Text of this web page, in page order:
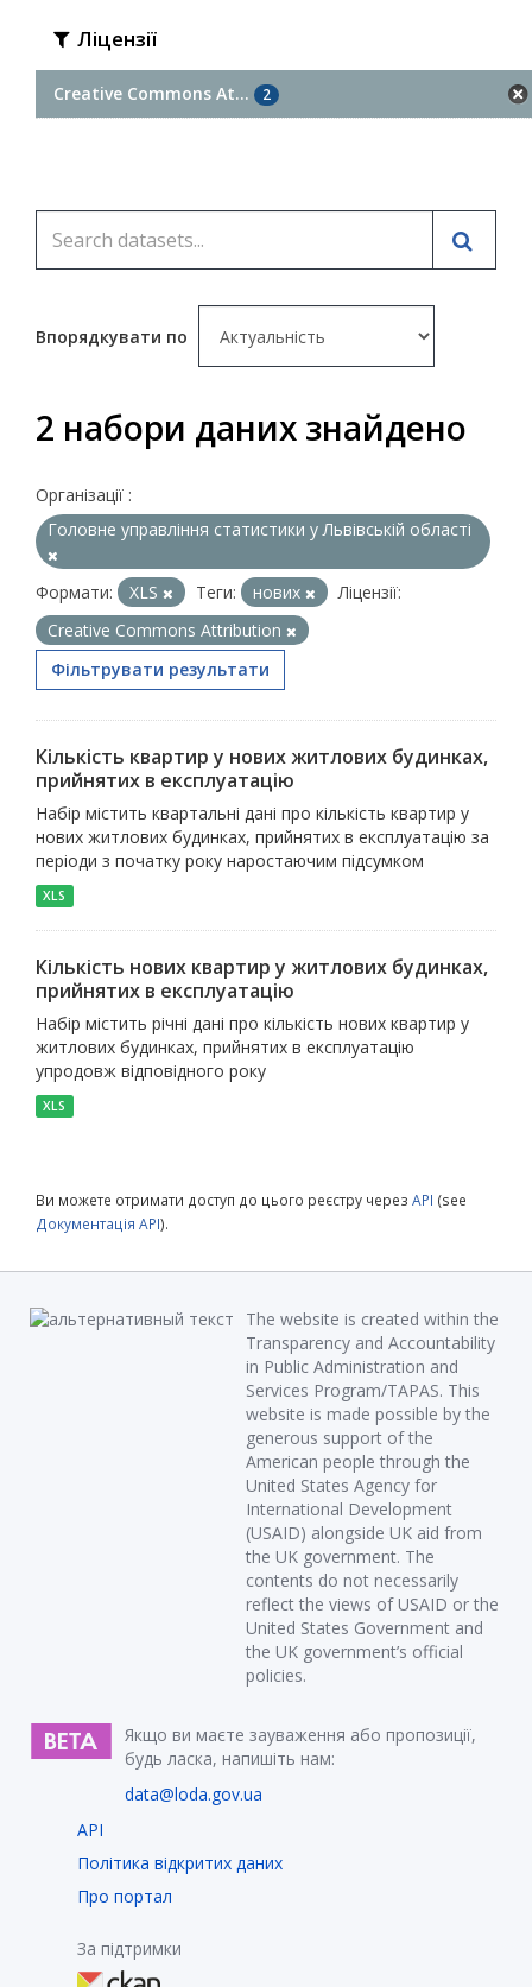
Ліцензії
Creative Commons At... 2
Впорядкувати по
2 набори даних знайдено
Організації :
Головне управління статистики у Львівській області
Формати: XLS Теги: нових
Ліцензії:
Creative Commons Attribution
Фільтрувати результати
Кількість квартир у нових житлових будинках,
прийнятих в експлуатацію
Набір містить квартальні дані про кількість квартир у
нових житлових будинках, прийнятих в експлуатацію за
періоди з початку року наростаючим підсумком
XLS
Кількість нових квартир у житлових будинках,
прийнятих в експлуатацію
Набір містить річні дані про кількість нових квартир у
житлових будинках, прийнятих в експлуатацію
упродовж відповідного року
XLS
Ви можете отримати доступ до цього реєстру через API (see
Документація API).
The website is created within the
Transparency and Accountability
in Public Administration and
Services Program/TAPAS. This
website is made possible by the
generous support of the
American people through the
United States Agency for
International Development
(USAID) alongside UK aid from
the UK government. The
contents do not necessarily
reflect the views of USAID or the
United States Government and
the UK government’s official
policies.
Якщо ви маєте зауваження або пропозиції,
будь ласка, напишіть нам:
data@loda.gov.ua
API
Політика відкритих даних
Про портал
За підтримки